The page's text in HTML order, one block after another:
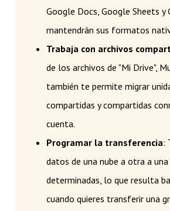
Google Docs, Google Sheets y
mantendrán sus formatos
Trabaja con archivos
de los archivos de "Mi Drive",
también te permite migrar
compartidas y compartidas
cuenta.
Programar la transferencia:
datos de una nube a otra a
determinadas, lo que resulta
cuando quieres transferir una